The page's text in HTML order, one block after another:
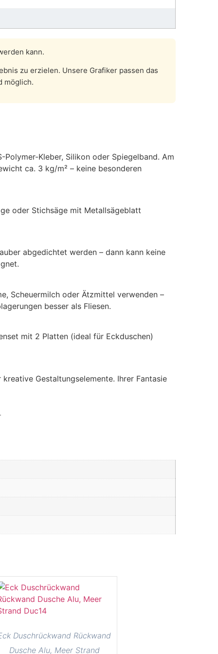
kann.
zu erzielen. Unsere Grafiker passen das
möglich.
Kleber, Silikon oder Spiegelband. Am
ca. 3 kg/m² – keine besonderen
oder Stichsäge mit Metallsägeblatt
abgedichtet werden – dann kann keine
Scheuermilch oder Ätzmittel verwenden –
besser als Fliesen.
mit 2 Platten (ideal für Eckduschen)
Gestaltungselemente. Ihrer Fantasie
Duschrückwand Rückwand
Dusche Alu, Meer Strand